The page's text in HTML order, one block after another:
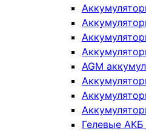
AGM
Гелевые